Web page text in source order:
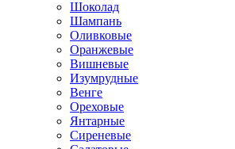
Шоколад
Шампань
Оливковые
Оранжевые
Вишневые
Изумрудные
Венге
Ореховые
Янтарные
Сиреневые